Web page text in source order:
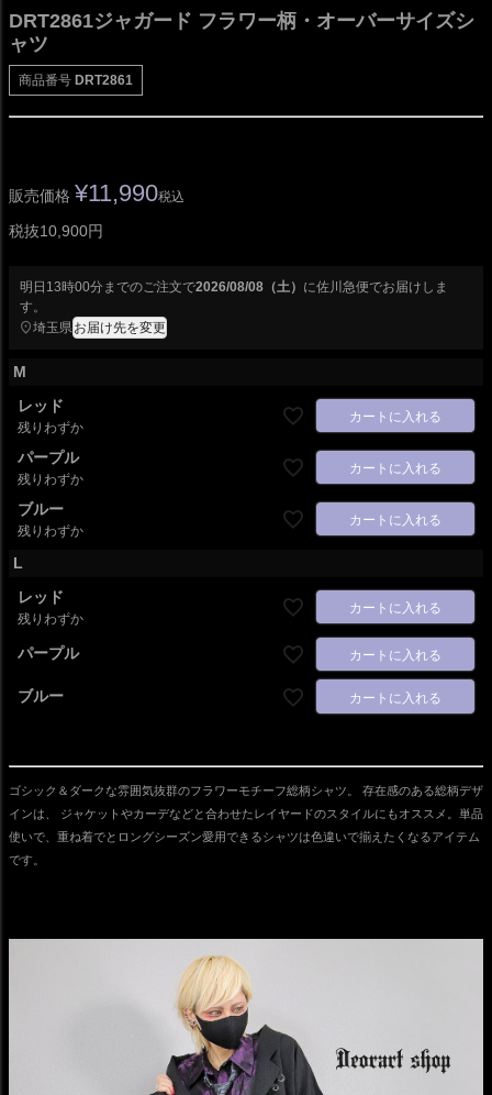
DRT2861ジャガード フラワー柄・オーバーサイズシ
ャツ
商品番号 DRT2861
販売価格 ¥11,990税込
税抜10,900円
明日 13時00分までのご注文で2026/08/08（土） に佐川急便でお届けしま
す。
埼玉県 お届け先を変更
M
レッド
残りわずか
カートに入れる
パープル
残りわずか
カートに入れる
ブルー
残りわずか
カートに入れる
L
レッド
残りわずか
カートに入れる
パープル カートに入れる
ブルー カートに入れる
ゴシック＆ダークな雰囲気抜群のフラワーモチーフ総柄シャツ。 存在感のある総柄デザ
インは、 ジャケットやカーデなどと合わせたレイヤードのスタイルにもオススメ。単品
使いで、重ね着でとロングシーズン愛用できるシャツは色違いで揃えたくなるアイテム
です。